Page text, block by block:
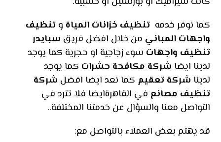
كما نوفر خدمهتنظيف خزانات المياة و تنظيف
واجهات المباني من خلال افضل فريق سبايدر
تنظيف واجهات سوء زجاجية او حجرية كما يوجد
لدينا ايضا شركة مكافحة حشرات كما يوجد
لدينا شركة تعقيم كما نعد ايضا افضل شركة
تنظيف مصانع في القاهرةايضا فلا تترد في
التواصل معنا والسؤال عن خدمتنا المختلفة..
قد يهتم بعض العملاء بالتواصل مع: